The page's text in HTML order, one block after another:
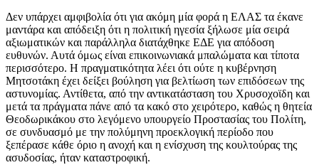
Δεν υπάρχει αμφιβολία ότι για ακόμη μία φορά η ΕΛΑΣ τα έκανε
μαντάρα και απόδειξη ότι η πολιτική ηγεσία ξήλωσε μία σειρά
αξιωματικών και παράλληλα διατάχθηκε ΕΔΕ για απόδοση
ευθυνών. Αυτά όμως είναι επικοινωνιακά μπαλώματα και τίποτα
περισσότερο. Η πραγματικότητα λέει ότι ούτε η κυβέρνηση
Μητσοτάκη έχει δείξει βούληση για βελτίωση των επιδόσεων της
αστυνομίας. Αντίθετα, από την αντικατάσταση του Χρυσοχοϊδη και
μετά τα πράγματα πάνε από τα κακό στο χειρότερο, καθώς η θητεία
Θεοδωρικάκου στο λεγόμενο υπουργείο Προστασίας του Πολίτη,
σε συνδυασμό με την πολύμηνη προεκλογική περίοδο που
ξεπέρασε κάθε όριο η ανοχή και η ενίσχυση της κουλτούρας της
ασυδοσίας, ήταν καταστροφική.